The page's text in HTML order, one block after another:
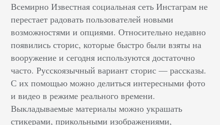
Всемирно Известная социальная сеть Инстаграм не
перестает радовать пользователей новыми
возможностями и опциями. Относительно недавно
появились сторис, которые быстро были взяты на
вооружение и сегодня используются достаточно
часто. Русскоязычный вариант сторис — рассказы.
С их помощью можно делиться интересными фото
и видео в режиме реального времени.
Выкладываемые материалы можно украшать
стикерами, прикольными изображениями,